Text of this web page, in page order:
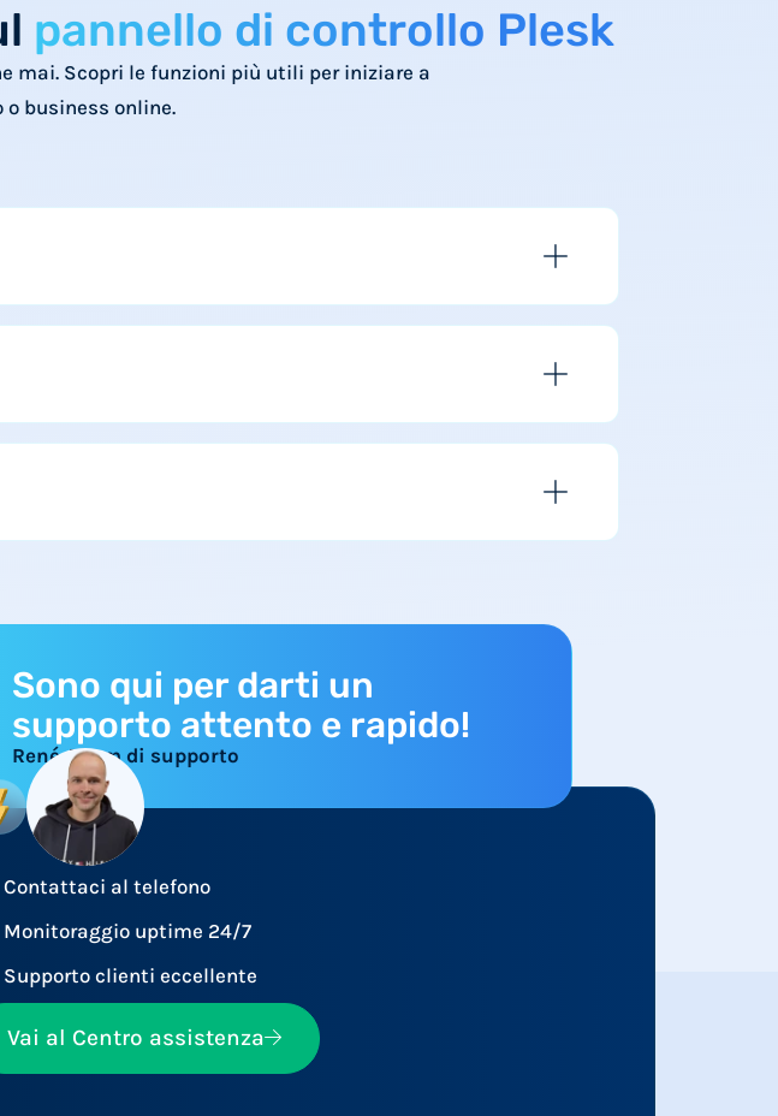
pannello di controllo Plesk
mai. Scopri le funzioni più utili per iniziare a
business online.
Sono qui per darti un
supporto attento e rapido!
René, Team di supporto
Contattaci al telefono
Monitoraggio uptime 24/7
Supporto clienti eccellente
Vai al Centro assistenza